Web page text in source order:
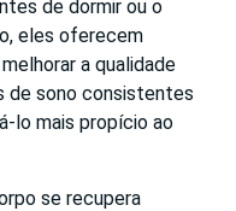
de dormir ou o
eles oferecem
a qualidade
de sono consistentes
lo mais propício ao
se recupera